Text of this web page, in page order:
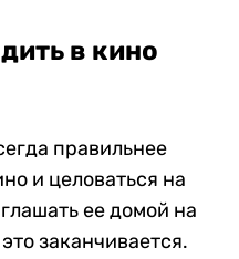
в кино
правильнее
и целоваться на
ее домой на
заканчивается.